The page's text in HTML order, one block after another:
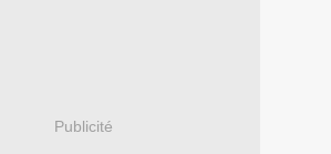
Publicité